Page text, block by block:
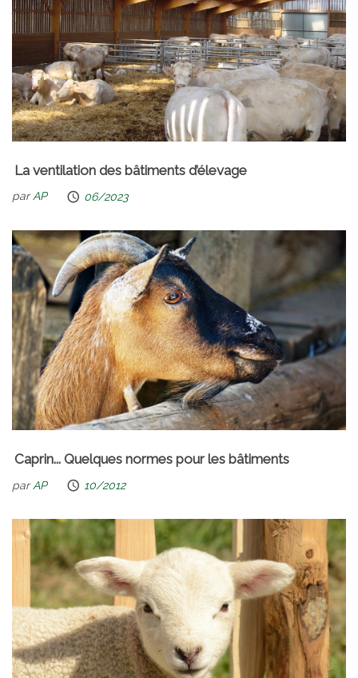
La ventilation des bâtiments d’élevage
parAP 06/2023
Caprin... Quelques normes pour les bâtiments
parAP 10/2012